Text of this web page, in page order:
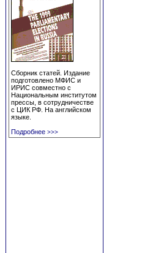
Сборник статей. Издание
подготовлено МФИС и
ИРИС совместно с
Национальным институтом
прессы, в сотрудничестве
с ЦИК РФ. На английском
языке.
Подробнее >>>